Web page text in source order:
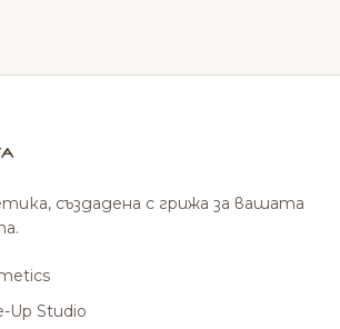
създадена с грижа за вашата
Up Studio